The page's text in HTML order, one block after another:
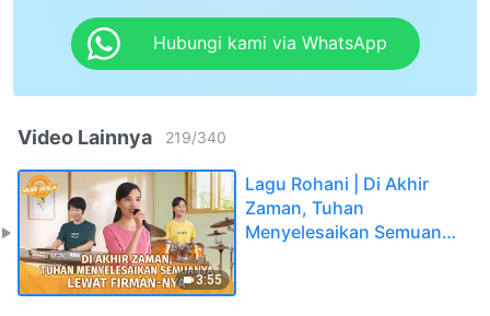
Hubungi kami via WhatsApp
Video Lainnya 219/340
3:55
Lagu Rohani | Di Akhir
Zaman, Tuhan
Menyelesaikan Semuanya